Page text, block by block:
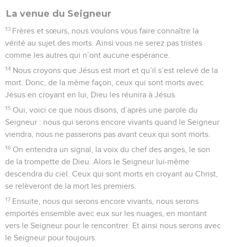
La venue du Seigneur
13 Frères et sœurs, nous voulons vous faire connaître la
vérité au sujet des morts. Ainsi vous ne serez pas tristes
comme les autres qui n’ont aucune espérance.
14 Nous croyons que Jésus est mort et qu’il s’est relevé de la
mort. Donc, de la même façon, ceux qui sont morts avec
Jésus en croyant en lui, Dieu les réunira à Jésus.
15 Oui, voici ce que nous disons, d’après une parole du
Seigneur : nous qui serons encore vivants quand le Seigneur
viendra, nous ne passerons pas avant ceux qui sont morts.
16 On entendra un signal, la voix du chef des anges, le son
de la trompette de Dieu. Alors le Seigneur lui-même
descendra du ciel. Ceux qui sont morts en croyant au Christ,
se relèveront de la mort les premiers.
17 Ensuite, nous qui serons encore vivants, nous serons
emportés ensemble avec eux sur les nuages, en montant
vers le Seigneur pour le rencontrer. Et ainsi nous serons avec
le Seigneur pour toujours.